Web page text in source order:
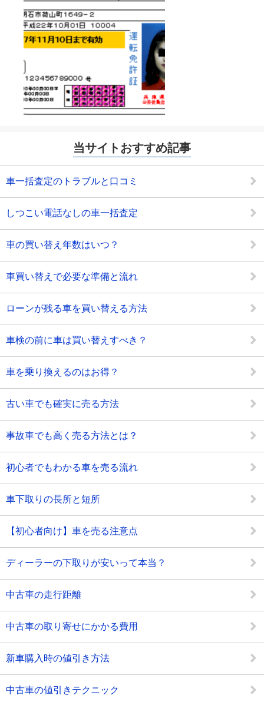
当サイトおすすめ記事
車一括査定のトラブルと口コミ
しつこい電話なしの車一括査定
車の買い替え年数はいつ？
車買い替えで必要な準備と流れ
ローンが残る車を買い替える方法
車検の前に車は買い替えすべき？
車を乗り換えるのはお得？
古い車でも確実に売る方法
事故車でも高く売る方法とは？
初心者でもわかる車を売る流れ
車下取りの長所と短所
【初心者向け】車を売る注意点
ディーラーの下取りが安いって本当？
中古車の走行距離
中古車の取り寄せにかかる費用
新車購入時の値引き方法
中古車の値引きテクニック